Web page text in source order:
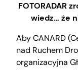
FOTORADAR
wiedz… że
Aby CANARD
nad Ruchem
organizacyjna